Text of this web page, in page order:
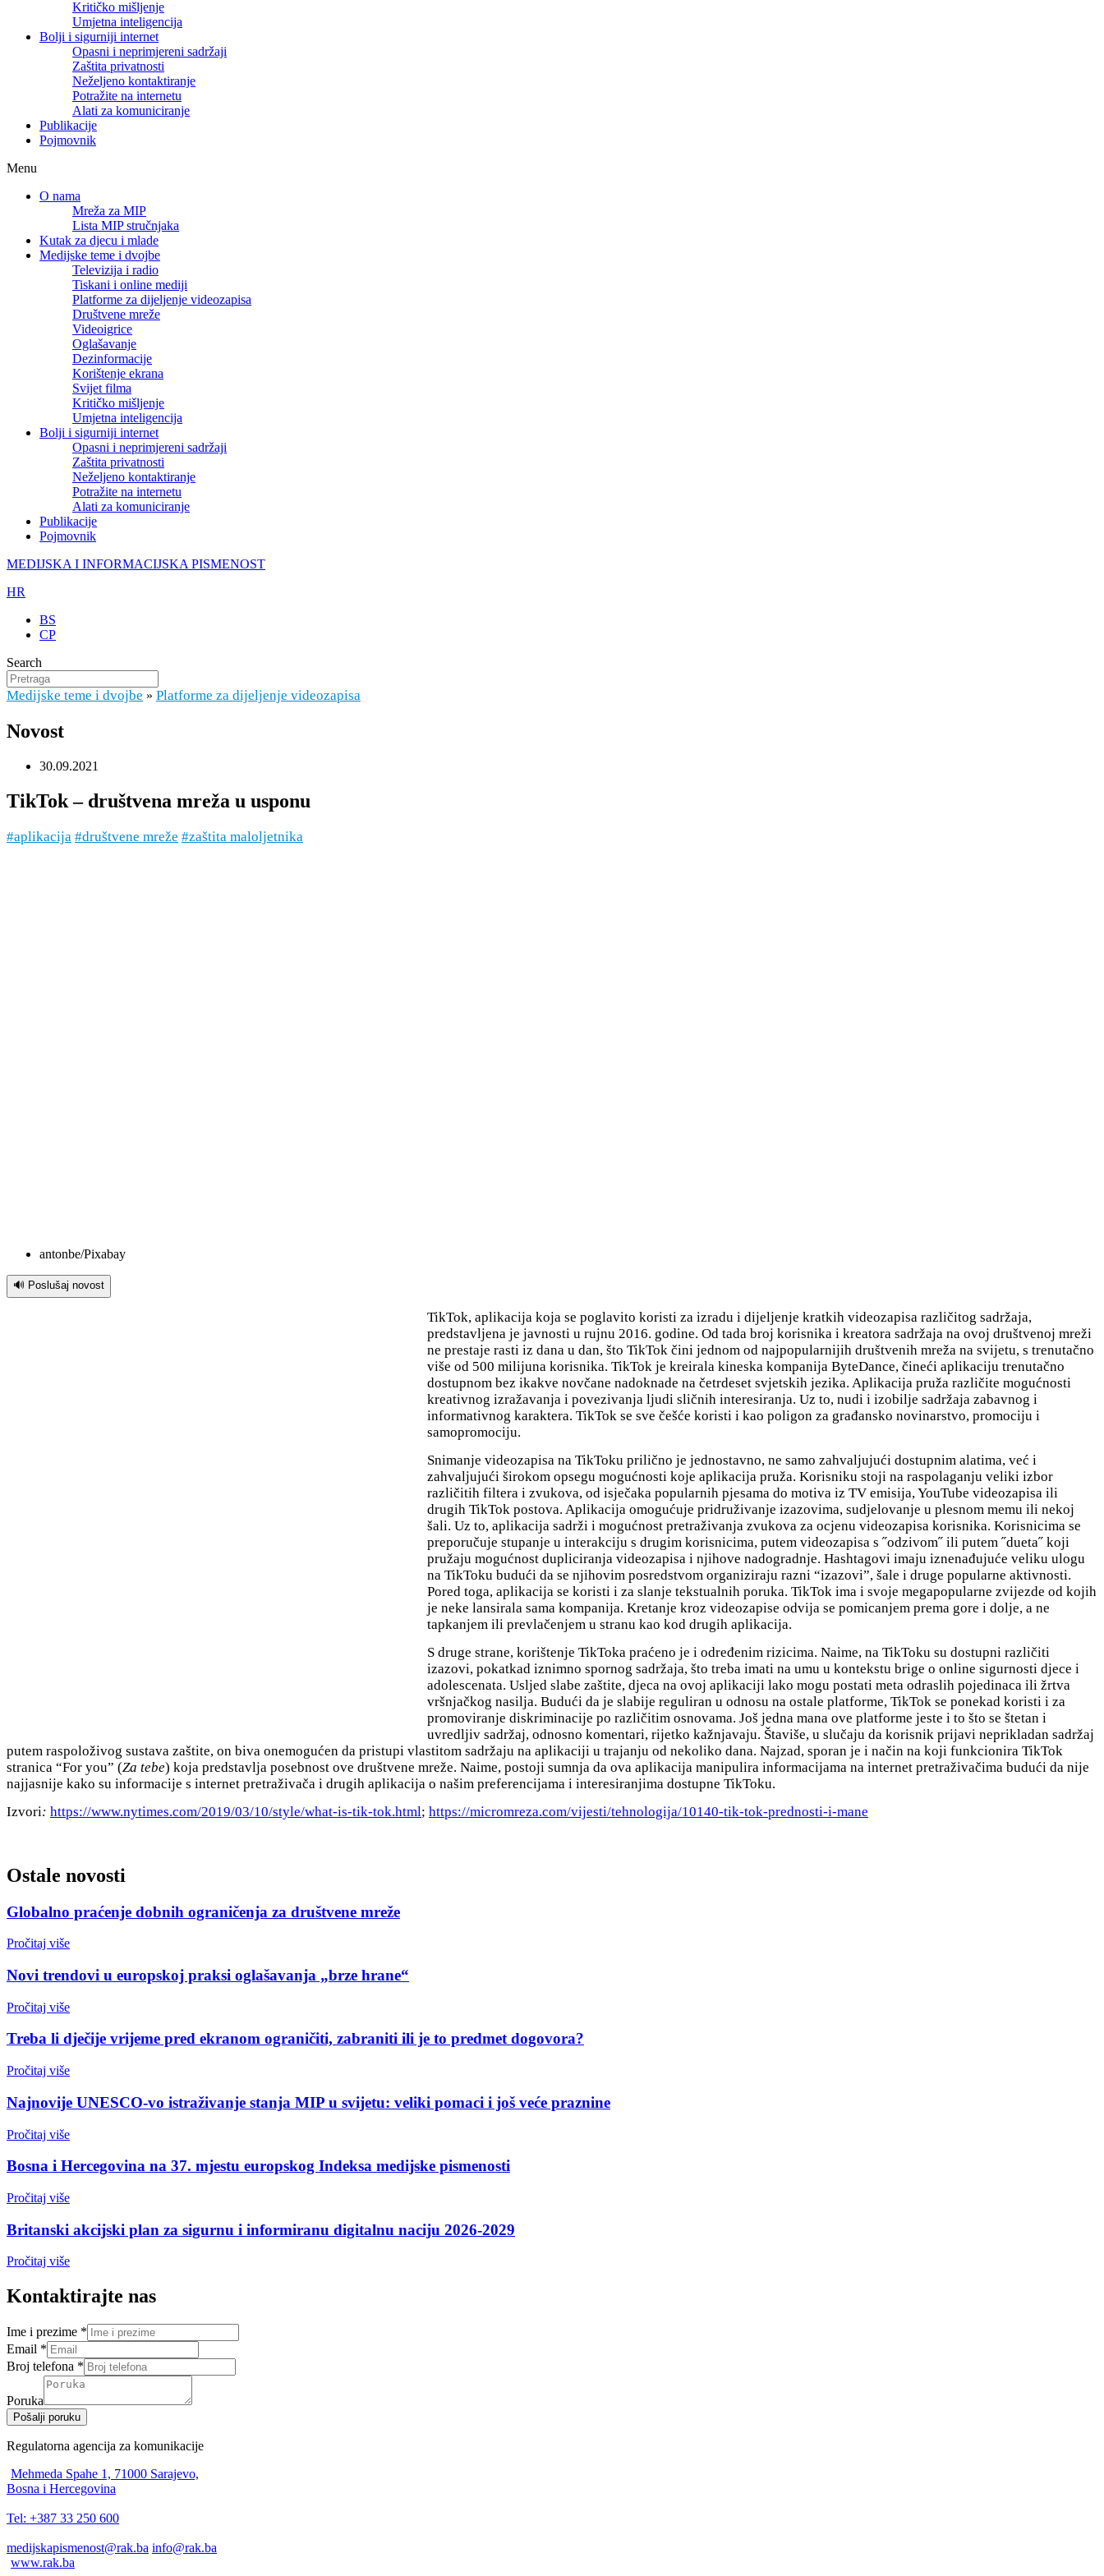
Kritičko mišljenje
Umjetna inteligencija
Bolji i sigurniji internet
Opasni i neprimjereni sadržaji
Zaštita privatnosti
Neželjeno kontaktiranje
Potražite na internetu
Alati za komuniciranje
Publikacije
Pojmovnik
Menu
O nama
Mreža za MIP
Lista MIP stručnjaka
Kutak za djecu i mlade
Medijske teme i dvojbe
Televizija i radio
Tiskani i online mediji
Platforme za dijeljenje videozapisa
Društvene mreže
Videoigrice
Oglašavanje
Dezinformacije
Korištenje ekrana
Svijet filma
Kritičko mišljenje
Umjetna inteligencija
Bolji i sigurniji internet
Opasni i neprimjereni sadržaji
Zaštita privatnosti
Neželjeno kontaktiranje
Potražite na internetu
Alati za komuniciranje
Publikacije
Pojmovnik
MEDIJSKA I INFORMACIJSKA PISMENOST
HR
BS
CP
Search
Medijske teme i dvojbe » Platforme za dijeljenje videozapisa
Novost
30.09.2021
TikTok – društvena mreža u usponu
#aplikacija #društvene mreže #zaštita maloljetnika
antonbe/Pixabay
🔊 Poslušaj novost
TikTok, aplikacija koja se poglavito koristi za izradu i dijeljenje kratkih videozapisa različitog sadržaja,
predstavljena je javnosti u rujnu 2016. godine. Od tada broj korisnika i kreatora sadržaja na ovoj društvenoj mreži
ne prestaje rasti iz dana u dan, što TikTok čini jednom od najpopularnijih društvenih mreža na svijetu, s trenutačno
više od 500 milijuna korisnika. TikTok je kreirala kineska kompanija ByteDance, čineći aplikaciju trenutačno
dostupnom bez ikakve novčane nadoknade na četrdeset svjetskih jezika. Aplikacija pruža različite mogućnosti
kreativnog izražavanja i povezivanja ljudi sličnih interesiranja. Uz to, nudi i izobilje sadržaja zabavnog i
informativnog karaktera. TikTok se sve češće koristi i kao poligon za građansko novinarstvo, promociju i
samopromociju.
Snimanje videozapisa na TikToku prilično je jednostavno, ne samo zahvaljujući dostupnim alatima, već i
zahvaljujući širokom opsegu mogućnosti koje aplikacija pruža. Korisniku stoji na raspolaganju veliki izbor
različitih filtera i zvukova, od isječaka popularnih pjesama do motiva iz TV emisija, YouTube videozapisa ili
drugih TikTok postova. Aplikacija omogućuje pridruživanje izazovima, sudjelovanje u plesnom memu ili nekoj
šali. Uz to, aplikacija sadrži i mogućnost pretraživanja zvukova za ocjenu videozapisa korisnika. Korisnicima se
preporučuje stupanje u interakciju s drugim korisnicima, putem videozapisa s ˝odzivom˝ ili putem ˝dueta˝ koji
pružaju mogućnost dupliciranja videozapisa i njihove nadogradnje. Hashtagovi imaju iznenađujuće veliku ulogu
na TikToku budući da se njihovim posredstvom organiziraju razni “izazovi”, šale i druge popularne aktivnosti.
Pored toga, aplikacija se koristi i za slanje tekstualnih poruka. TikTok ima i svoje megapopularne zvijezde od kojih
je neke lansirala sama kompanija. Kretanje kroz videozapise odvija se pomicanjem prema gore i dolje, a ne
tapkanjem ili prevlačenjem u stranu kao kod drugih aplikacija.
S druge strane, korištenje TikToka praćeno je i određenim rizicima. Naime, na TikToku su dostupni različiti
izazovi, pokatkad iznimno spornog sadržaja, što treba imati na umu u kontekstu brige o online sigurnosti djece i
adolescenata. Usljed slabe zaštite, djeca na ovoj aplikaciji lako mogu postati meta odraslih pojedinaca ili žrtva
vršnjačkog nasilja. Budući da je slabije reguliran u odnosu na ostale platforme, TikTok se ponekad koristi i za
promoviranje diskriminacije po različitim osnovama. Još jedna mana ove platforme jeste i to što se štetan i
uvredljiv sadržaj, odnosno komentari, rijetko kažnjavaju. Štaviše, u slučaju da korisnik prijavi neprikladan sadržaj
putem raspoloživog sustava zaštite, on biva onemogućen da pristupi vlastitom sadržaju na aplikaciji u trajanju od nekoliko dana. Najzad, sporan je i način na koji funkcionira TikTok
stranica “For you” (Za tebe) koja predstavlja posebnost ove društvene mreže. Naime, postoji sumnja da ova aplikacija manipulira informacijama na internet pretraživačima budući da nije
najjasnije kako su informacije s internet pretraživača i drugih aplikacija o našim preferencijama i interesiranjima dostupne TikToku.
Izvori: https://www.nytimes.com/2019/03/10/style/what-is-tik-tok.html; https://micromreza.com/vijesti/tehnologija/10140-tik-tok-prednosti-i-mane
Ostale novosti
Globalno praćenje dobnih ograničenja za društvene mreže
Pročitaj više
Novi trendovi u europskoj praksi oglašavanja „brze hrane“
Pročitaj više
Treba li dječije vrijeme pred ekranom ograničiti, zabraniti ili je to predmet dogovora?
Pročitaj više
Najnovije UNESCO-vo istraživanje stanja MIP u svijetu: veliki pomaci i još veće praznine
Pročitaj više
Bosna i Hercegovina na 37. mjestu europskog Indeksa medijske pismenosti
Pročitaj više
Britanski akcijski plan za sigurnu i informiranu digitalnu naciju 2026-2029
Pročitaj više
Kontaktirajte nas
Ime i prezime *
Email *
Broj telefona *
Poruka
Pošalji poruku
Regulatorna agencija za komunikacije
Mehmeda Spahe 1, 71000 Sarajevo,
Bosna i Hercegovina
Tel: +387 33 250 600
medijskapismenost@rak.ba info@rak.ba
www.rak.ba